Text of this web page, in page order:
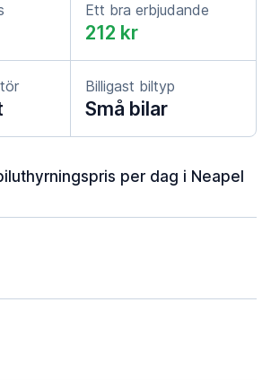
Ett bra erbjudande
212 kr
Billigast biltyp
Små bilar
per dag i Neapel